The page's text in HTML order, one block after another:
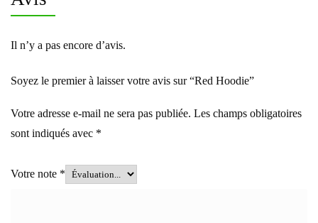
Il n’y a pas encore d’avis.
Soyez le premier à laisser votre avis sur “Red Hoodie”
Votre adresse e-mail ne sera pas publiée. Les champs obligatoires
sont indiqués avec *
Votre note *